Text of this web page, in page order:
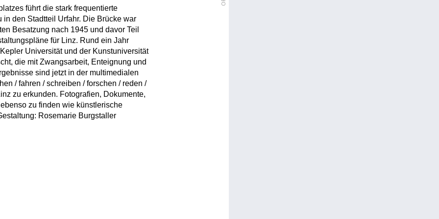
führt die stark frequentierte
den Stadtteil Urfahr. Die Brücke war
Besatzung nach 1945 und davor Teil
für Linz. Rund ein Jahr
Universität und der Kunstuniversität
die mit Zwangsarbeit, Enteignung und
sind jetzt in der multimedialen
/ fahren / schreiben / forschen / reden /
zu erkunden. Fotografien, Dokumente,
zu finden wie künstlerische
Rosemarie Burgstaller